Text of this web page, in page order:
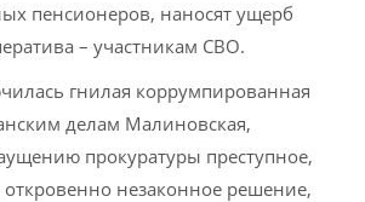
пенсионеров, наносят ущерб
– участникам СВО.
гнилая коррумпированная
делам Малиновская,
прокуратуры преступное,
откровенно незаконное решение,